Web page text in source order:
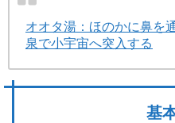
オオタ湯：ほのかに鼻を
泉で小宇宙へ突入する
基